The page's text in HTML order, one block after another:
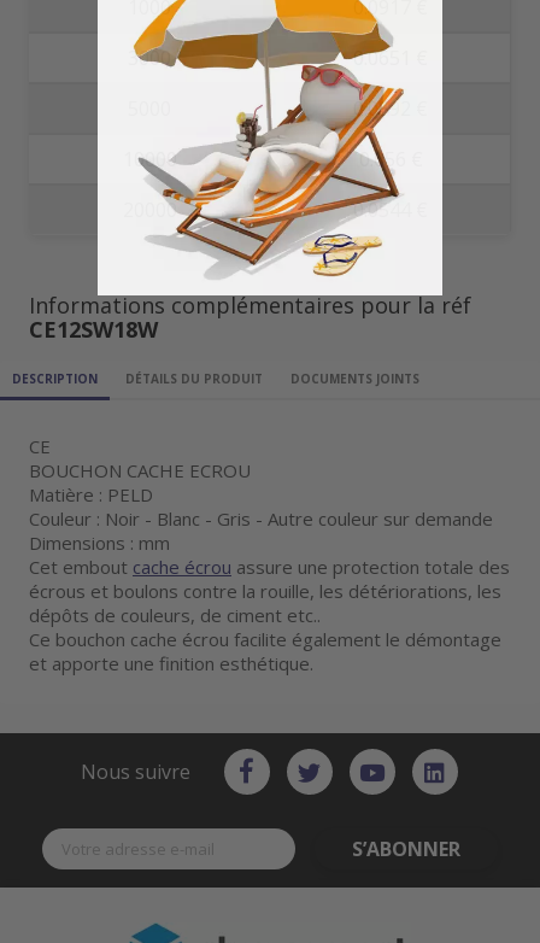
1000
0.0917 €
3000
0.0651 €
0.0592 €
10000
0.056 €
20000
0.0544 €
Informations complémentaires pour la réf
CE12SW18W
DESCRIPTION DÉTAILS DU PRODUIT DOCUMENTS JOINTS
CE
BOUCHON CACHE ECROU
Matière : PELD
Couleur : Noir - Blanc - Gris - Autre couleur sur demande
Dimensions : mm
Cet embout cache écrou assure une protection totale des
écrous et boulons contre la rouille, les détériorations, les
dépôts de couleurs, de ciment etc..
Ce bouchon cache écrou facilite également le démontage
et apporte une finition esthétique.
Nous suivre
S’ABONNER